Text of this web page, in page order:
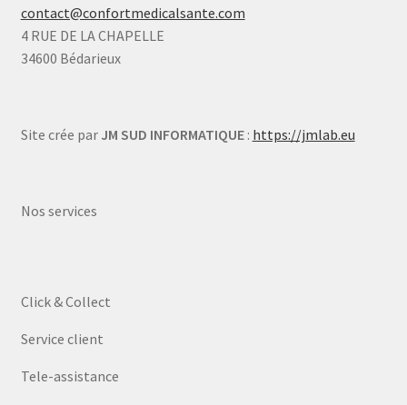
contact@confortmedicalsante.com
4 RUE DE LA CHAPELLE
34600 Bédarieux
Site crée par JM SUD INFORMATIQUE: https://jmlab.eu
Nos services
Click & Collect
Service client
Tele-assistance